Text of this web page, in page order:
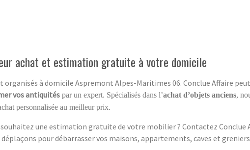
achat et estimation gratuite à votre domicile
organisés à domicile Aspremont Alpes-Maritimes 06. Conclue Affaire peut
vos antiquités par un expert. Spécialisés dans l’achat d’objets anciens,
personnalisée au meilleur prix.
une estimation gratuite de votre mobilier ? Contactez Conclue
pour débarrasser vos maisons, appartements, caves et